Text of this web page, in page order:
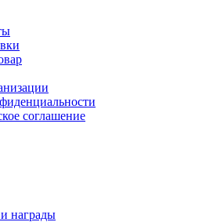
соглашение
награды